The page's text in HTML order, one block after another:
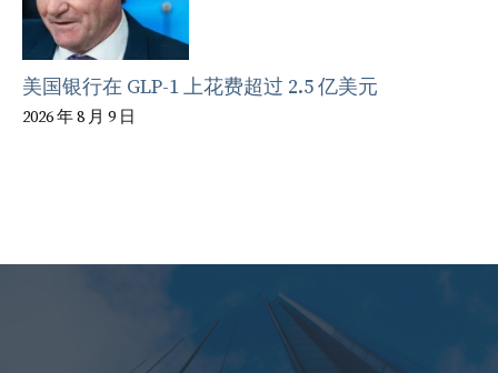
美国银行在 GLP-1 上花费超过 2.5 亿美元
2026 年 8 月 9 日